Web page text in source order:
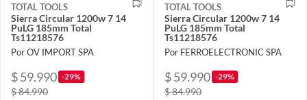
TOTAL TOOLS
Sierra Circular 1200w 7 14
PuLG 185mm Total
Ts11218576
Por OV IMPORT SPA
$ 59.990 -29%
$ 84.990
TOTAL TOOLS
Sierra Circular 1200w 7 14
PuLG 185mm Total
Ts11218576
Por FERROELECTRONIC SPA
$ 59.990 -29%
$ 84.990